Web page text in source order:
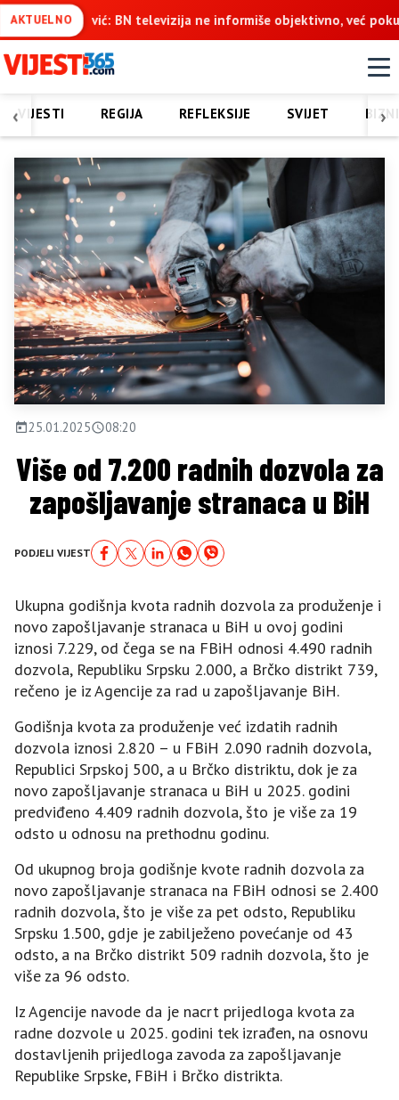
AKTUELNO
informiše objektivno, već pokušava da ospori vodovod na
‹ ›
VIJESTI REGIJA REFLEKSIJE SVIJET
25.01.2025 08:20
Više od 7.200 radnih dozvola za
zapošljavanje stranaca u BiH
PODJELI VIJEST
Ukupna godišnja kvota radnih dozvola za produženje i
novo zapošljavanje stranaca u BiH u ovoj godini
iznosi 7.229, od čega se na FBiH odnosi 4.490 radnih
dozvola, Republiku Srpsku 2.000, a Brčko distrikt 739,
rečeno je iz Agencije za rad u zapošljavanje BiH.
Godišnja kvota za produženje već izdatih radnih
dozvola iznosi 2.820 – u FBiH 2.090 radnih dozvola,
Republici Srpskoj 500, a u Brčko distriktu, dok je za
novo zapošljavanje stranaca u BiH u 2025. godini
predviđeno 4.409 radnih dozvola, što je više za 19
odsto u odnosu na prethodnu godinu.
Od ukupnog broja godišnje kvote radnih dozvola za
novo zapošljavanje stranaca na FBiH odnosi se 2.400
radnih dozvola, što je više za pet odsto, Republiku
Srpsku 1.500, gdje je zabilježeno povećanje od 43
odsto, a na Brčko distrikt 509 radnih dozvola, što je
više za 96 odsto.
Iz Agencije navode da je nacrt prijedloga kvota za
radne dozvole u 2025. godini tek izrađen, na osnovu
dostavljenih prijedloga zavoda za zapošljavanje
Republike Srpske, FBiH i Brčko distrikta.